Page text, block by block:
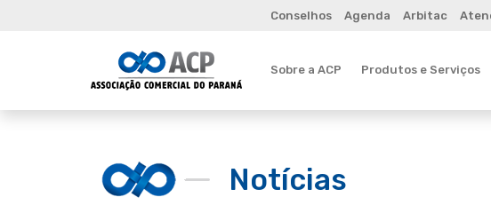
Conselhos Agenda Arbitac
Sobre a ACP Produtos e Serviços
Notícias